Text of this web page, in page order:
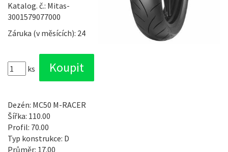
Katalog. č.: Mitas-
3001579077000
Záruka (v měsících): 24
ks
Dezén: MC50 M-RACER
Šířka: 110.00
Profil: 70.00
Typ konstrukce: D
Průměr: 17.00